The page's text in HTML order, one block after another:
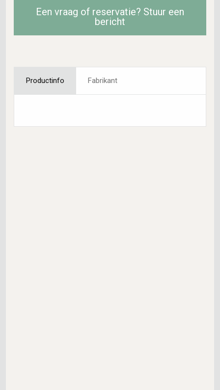
Een vraag of reservatie? Stuur een
bericht
Productinfo Fabrikant